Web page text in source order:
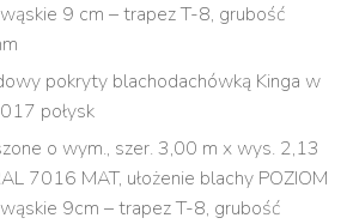
9 cm – trapez T-8, grubość
pokryty blachodachówką Kinga w
połysk
o wym., szer. 3,00 m x wys. 2,13
7016 MAT, ułożenie blachy POZIOM
9cm – trapez T-8, grubość